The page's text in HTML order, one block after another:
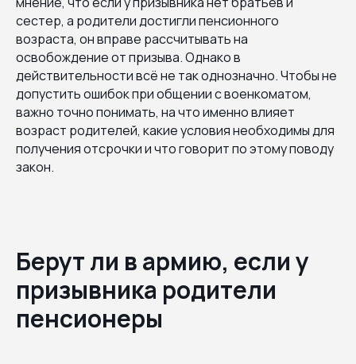
сестер, а родители достигли пенсионного
возраста, он вправе рассчитывать на
освобождение от призыва. Однако в
действительности всё не так однозначно. Чтобы не
допустить ошибок при общении с военкоматом,
важно точно понимать, на что именно влияет
возраст родителей, какие условия необходимы для
получения отсрочки и что говорит по этому поводу
закон.
Берут ли в армию, если у
призывника родители
пенсионеры